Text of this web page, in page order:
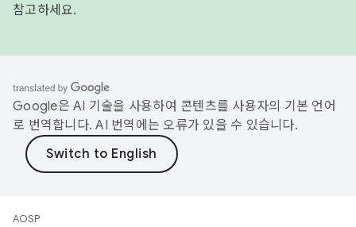
참고하세요.
Google은 AI 기술을 사용하여 콘텐츠를 사용자의 기본 언어
로 번역합니다. AI 번역에는 오류가 있을 수 있습니다.
AOSP